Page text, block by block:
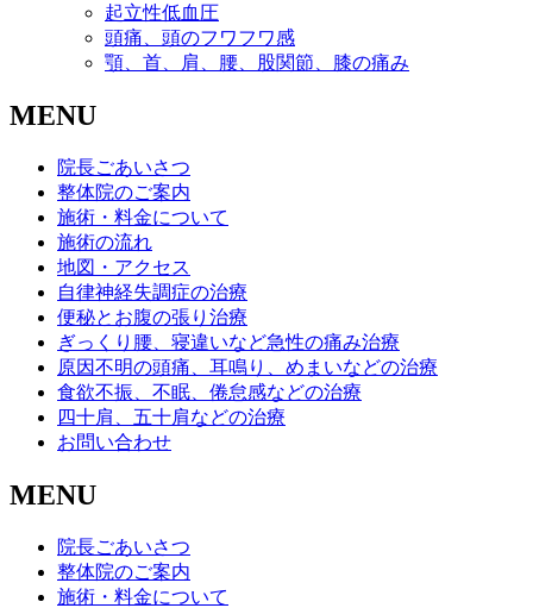
起立性低血圧
頭痛、頭のフワフワ感
顎、首、肩、腰、股関節、膝の痛み
MENU
院長ごあいさつ
整体院のご案内
施術・料金について
施術の流れ
地図・アクセス
自律神経失調症の治療
便秘とお腹の張り治療
ぎっくり腰、寝違いなど急性の痛み治療
原因不明の頭痛、耳鳴り、めまいなどの治療
食欲不振、不眠、倦怠感などの治療
四十肩、五十肩などの治療
お問い合わせ
MENU
院長ごあいさつ
整体院のご案内
施術・料金について